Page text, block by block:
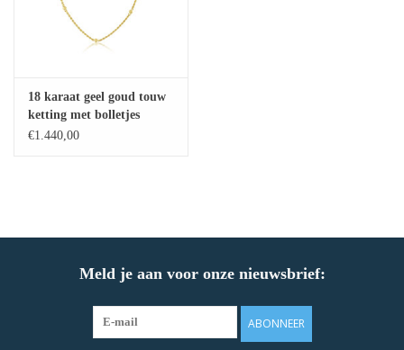
18 karaat geel goud touw
ketting met bolletjes
€1.440,00
Meld je aan voor onze nieuwsbrief:
ABONNEER